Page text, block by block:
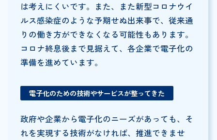
は考えにくいです。また、また新型コロナウイ
ルス感染症のような予期せぬ出来事で、従来通
りの働き方ができなくなる可能性もあります。
コロナ終息後まで見据えて、各企業で電子化の
準備を進めています。
電子化のための技術やサービスが整ってきた
政府や企業から電子化のニーズがあっても、そ
れを実現する技術がなければ、推進できませ